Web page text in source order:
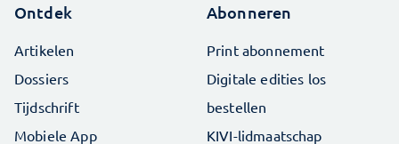
Ontdek
Artikelen
Dossiers
Tijdschrift
Mobiele App
Abonneren
Print abonnement
Digitale edities los
bestellen
KIVI-lidmaatschap